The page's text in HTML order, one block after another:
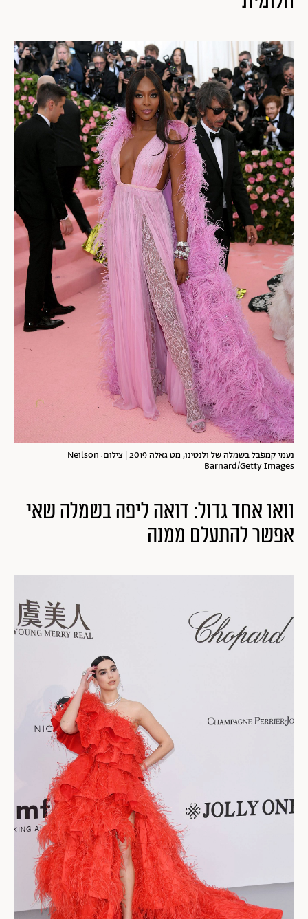
נעמי קמפבל בשמלה של ולנטינו, מט גאלה 2019 | צילום: Neilson
Barnard/Getty Images
וואו אחד גדול: דואה ליפה בשמלה שאי
אפשר להתעלם ממנה